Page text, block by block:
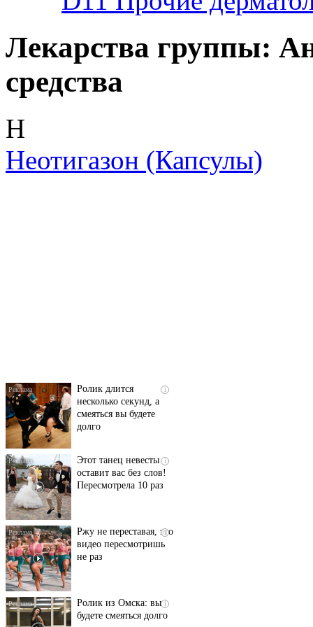
Лекарства группы:
средства
Н
Неотигазон (Капсулы)
i
Ролик длится
несколько секунд, а
смеяться вы будете
долго
i
Этот танец невесты
оставит вас без слов!
Пересмотрела 10 раз
i
Ржу не переставая, это
видео пересмотришь
не раз
i
Ролик из Омска: вы
будете смеяться долго